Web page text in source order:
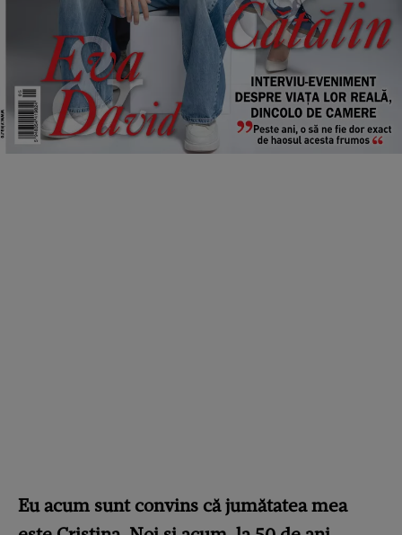
Eu acum sunt convins că jumătatea mea